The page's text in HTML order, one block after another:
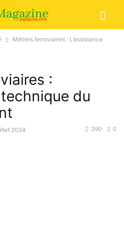
Métiers ferroviaires : L’assistance
:
du
2024 0
390